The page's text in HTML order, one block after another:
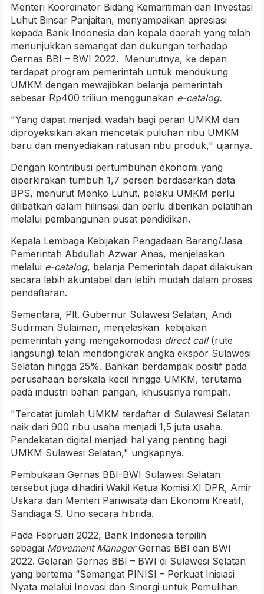
Menteri Koordinator Bidang Kemaritiman dan Investasi
Luhut Binsar Panjaitan, menyampaikan apresiasi
kepada Bank Indonesia dan kepala daerah yang telah
menunjukkan semangat dan dukungan terhadap
Gernas BBI – BWI 2022. Menurutnya, ke depan
terdapat program pemerintah untuk mendukung
UMKM dengan mewajibkan belanja pemerintah
sebesar Rp400 triliun menggunakan e-catalog.
"Yang dapat menjadi wadah bagi peran UMKM dan
diproyeksikan akan mencetak puluhan ribu UMKM
baru dan menyediakan ratusan ribu produk," ujarnya.
Dengan kontribusi pertumbuhan ekonomi yang
diperkirakan tumbuh 1,7 persen berdasarkan data
BPS, menurut Menko Luhut, pelaku UMKM perlu
dilibatkan dalam hilirisasi dan perlu diberikan pelatihan
melalui pembangunan pusat pendidikan.
Kepala Lembaga Kebijakan Pengadaan Barang/Jasa
Pemerintah Abdullah Azwar Anas, menjelaskan
melalui e-catalog, belanja Pemerintah dapat dilakukan
secara lebih akuntabel dan lebih mudah dalam proses
pendaftaran.
Sementara, Plt. Gubernur Sulawesi Selatan, Andi
Sudirman Sulaiman, menjelaskan kebijakan
pemerintah yang mengakomodasi direct call (rute
langsung) telah mendongkrak angka ekspor Sulawesi
Selatan hingga 25%. Bahkan berdampak positif pada
perusahaan berskala kecil hingga UMKM, terutama
pada industri bahan pangan, khususnya rempah.
"Tercatat jumlah UMKM terdaftar di Sulawesi Selatan
naik dari 900 ribu usaha menjadi 1,5 juta usaha.
Pendekatan digital menjadi hal yang penting bagi
UMKM Sulawesi Selatan," ungkapnya.
Pembukaan Gernas BBI-BWI Sulawesi Selatan
tersebut juga dihadiri Wakil Ketua Komisi XI DPR, Amir
Uskara dan Menteri Pariwisata dan Ekonomi Kreatif,
Sandiaga S. Uno secara hibrida.
Pada Februari 2022, Bank Indonesia terpilih
sebagai Movement ManagerGernas BBI dan BWI
2022. Gelaran Gernas BBI – BWI di Sulawesi Selatan
yang bertema “Semangat PINISI – Perkuat Inisiasi
Nyata melalui Inovasi dan Sinergi untuk Pemulihan